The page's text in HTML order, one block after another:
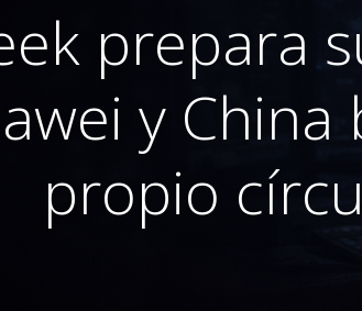
prepara
y
propio